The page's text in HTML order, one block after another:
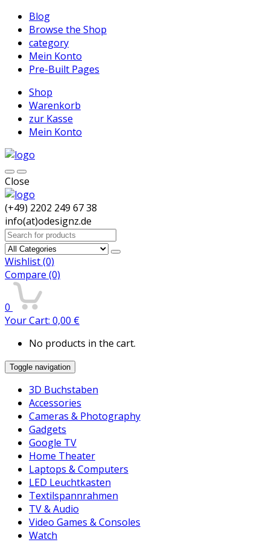
Blog
Browse the Shop
category
Mein Konto
Pre-Built Pages
Shop
Warenkorb
zur Kasse
Mein Konto
Close
(+49) 2202 249 67 38
info(at)odesignz.de
Search
for:
Wishlist(0)
Compare (0)
0
Your Cart: 0,00 €
No products in the cart.
Toggle navigation
3D Buchstaben
Accessories
Cameras & Photography
Gadgets
Google TV
Home Theater
Laptops & Computers
LED Leuchtkasten
Textilspannrahmen
TV & Audio
Video Games & Consoles
Watch